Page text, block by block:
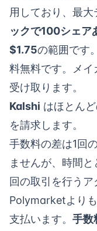
用しており、最
ックで100シェア
$1.75の範囲です
料無料です。メ
受け取ります。
Kalshi はほとん
を請求します。
手数料の差は1回
ませんが、時間
回の取引を行うア
Polymarketより
支払います。 手数